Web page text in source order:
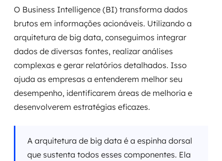
O Business Intelligence (BI) transforma dados
brutos em informações acionáveis. Utilizando a
arquitetura de big data, conseguimos integrar
dados de diversas fontes, realizar análises
complexas e gerar relatórios detalhados. Isso
ajuda as empresas a entenderem melhor seu
desempenho, identificarem áreas de melhoria e
desenvolverem estratégias eficazes.
A arquitetura de big data é a espinha dorsal
que sustenta todos esses componentes. Ela